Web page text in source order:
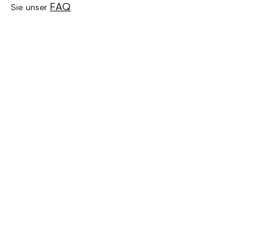
Sie unser FAQ